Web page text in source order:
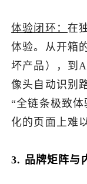
体验闭环：在
体验。从开箱
坏产品），到
像头自动识别
“全链条极致
化的页面上难
3. 品牌矩阵与